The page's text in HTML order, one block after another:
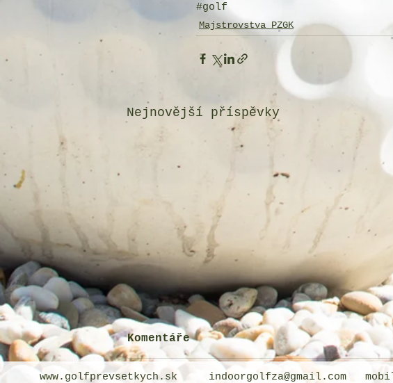
#golf
Majstrovstva PZGK
Nejnovější příspěvky
Komentáře
www.golfprevsetkych.sk indoorgolfza@gmail.com